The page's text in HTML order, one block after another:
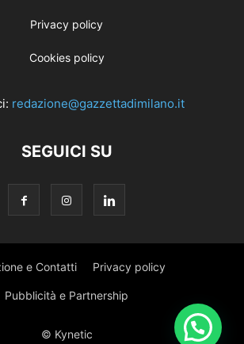
Privacy policy
Cookies policy
redazione@gazzettadimilano.it
SEGUICI SU
e Contatti Privacy policy
Pubblicità e Partnership
© Kynetic